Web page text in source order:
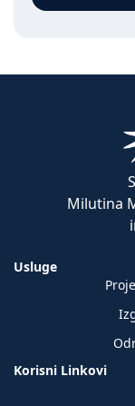
Milutina
Usluge
Korisni Linkovi